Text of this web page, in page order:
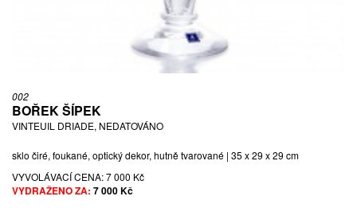
002
BOŘEK ŠÍPEK
VINTEUIL DRIADE, NEDATOVÁNO
sklo čiré, foukané, optický dekor, hutně tvarované | 35 x 29 x 29 cm
VYVOLÁVACÍ CENA:7 000 Kč
VYDRAŽENO ZA: 7 000 Kč